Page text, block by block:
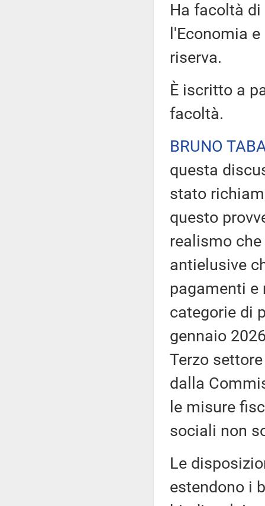
Ha facoltà
l'Economia
riserva.
È iscritto a
facoltà.
BRUNO
questa
stato
questo
realismo
antielusive
pagamenti e
categorie di
gennaio
Terzo
dalla
le misure
sociali non
Le
estendono i